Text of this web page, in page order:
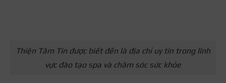
Thiện Tâm Tín được biết đến là địa chỉ uy tín trong lĩnh
vực đào tạo spa và chăm sóc sức khỏe